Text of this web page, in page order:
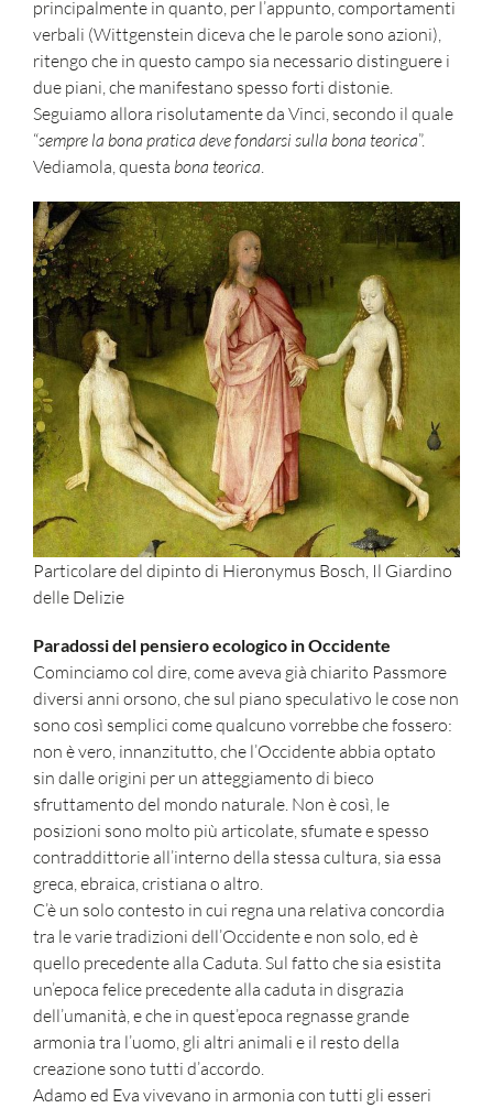
principalmente in quanto, per l’appunto, comportamenti
verbali (Wittgenstein diceva che le parole sono azioni),
ritengo che in questo campo sia necessario distinguere i
due piani, che manifestano spesso forti distonie.
Seguiamo allora risolutamente da Vinci, secondo il quale
“sempre la bona pratica deve fondarsi sulla bona teorica”.
Vediamola, questa bona teorica.
Particolare del dipinto di Hieronymus Bosch, Il Giardino
delle Delizie
Paradossi del pensiero ecologico in Occidente
Cominciamo col dire, come aveva già chiarito Passmore
diversi anni orsono, che sul piano speculativo le cose non
sono così semplici come qualcuno vorrebbe che fossero:
non è vero, innanzitutto, che l’Occidente abbia optato
sin dalle origini per un atteggiamento di bieco
sfruttamento del mondo naturale. Non è così, le
posizioni sono molto più articolate, sfumate e spesso
contraddittorie all’interno della stessa cultura, sia essa
greca, ebraica, cristiana o altro.
C’è un solo contesto in cui regna una relativa concordia
tra le varie tradizioni dell’Occidente e non solo, ed è
quello precedente alla Caduta. Sul fatto che sia esistita
un’epoca felice precedente alla caduta in disgrazia
dell’umanità, e che in quest’epoca regnasse grande
armonia tra l’uomo, gli altri animali e il resto della
creazione sono tutti d’accordo.
Adamo ed Eva vivevano in armonia con tutti gli esseri